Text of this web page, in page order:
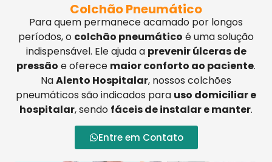
Colchão Pneumático
Para quem permanece acamado por longos
períodos, o colchão pneumático é uma solução
indispensável. Ele ajuda a prevenir úlceras de
pressão e oferece maior conforto ao paciente.
NaAlento Hospitalar, nossos colchões
pneumáticos são indicados para uso domiciliar e
hospitalar, sendo fáceis de instalar e manter.
Entre em Contato